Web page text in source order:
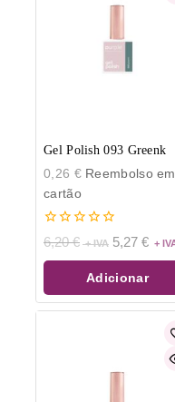
Gel Polish 093 Greenk
0,26 €Reembolso em
cartão
0
de
5
6,20€ 5,27 €
Adicionar